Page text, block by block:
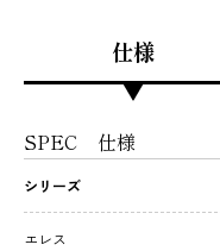
仕様
SPEC 仕様
シリーズ
エレス